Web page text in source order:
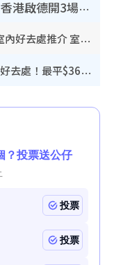
BIGBANG演唱會2026｜11月香港啟德開3場！實名制VIP申請、優先購票攻略
香港室內好去處｜逾35大歎冷氣室內好去處推介 室內活動免費避雨無懼落雨
唱K推介2026︱全港13大卡啦OK好去處！最平$36起 日文K都有！(附地址+收費詳情)